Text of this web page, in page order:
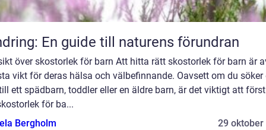
En guide till naturens förundran
över skostorlek för barn Att hitta rätt skostorlek för barn är
vikt för deras hälsa och välbefinnande. Oavsett om du söker
ett spädbarn, toddler eller en äldre barn, är det viktigt att
för ba...
Bergholm
29 oktober